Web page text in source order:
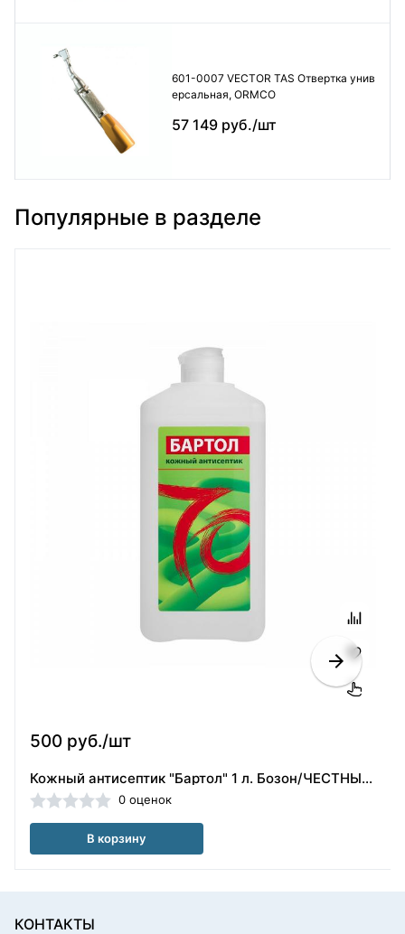
601-0007 VECTOR TAS Отвертка унив
ерсальная, ORMCO
57 149 руб./шт
Популярные в разделе
500 руб./шт
Кожный антисептик "Бартол" 1 л. Бозон/ЧЕСТНЫЙ ЗНАК
0 оценок
В корзину
КОНТАКТЫ